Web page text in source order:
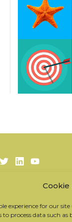
Cookie
experience for our
process data such
TwitterLinkedIn
Subscribe to our
Our partners
Contact the team